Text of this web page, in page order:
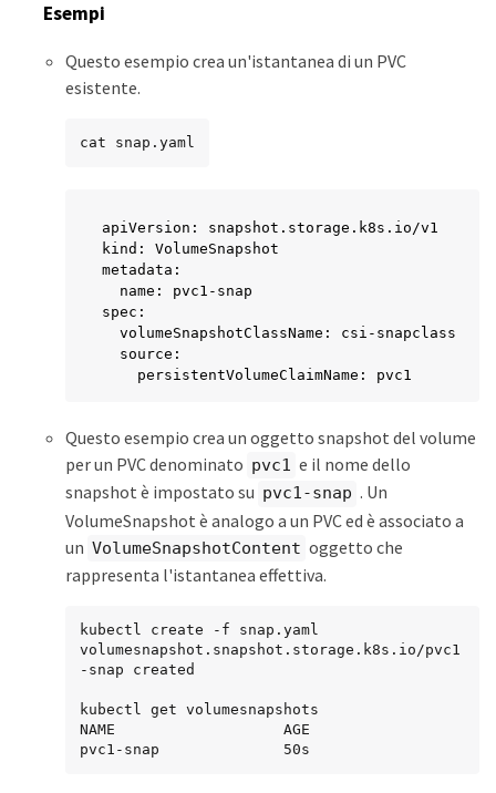
Esempi
Questo esempio crea un'istantanea di un PVC
esistente.
cat snap.yaml
apiVersion: snapshot.storage.k8s.io/v1
kind: VolumeSnapshot
metadata:
  name: pvc1-snap
spec:
  volumeSnapshotClassName: csi-snapclass
  source:
    persistentVolumeClaimName: pvc1
Questo esempio crea un oggetto snapshot del volume
per un PVC denominato pvc1 e il nome dello
snapshot è impostato su pvc1-snap . Un
VolumeSnapshot è analogo a un PVC ed è associato a
un VolumeSnapshotContent oggetto che
rappresenta l'istantanea effettiva.
kubectl create -f snap.yaml
volumesnapshot.snapshot.storage.k8s.io/pvc1
-snap created
kubectl get volumesnapshots
NAME                   AGE
pvc1-snap              50s